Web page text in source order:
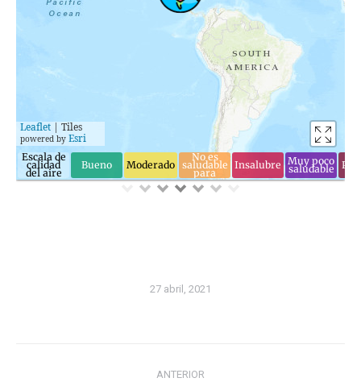
27 abril, 2021
ANTERIOR